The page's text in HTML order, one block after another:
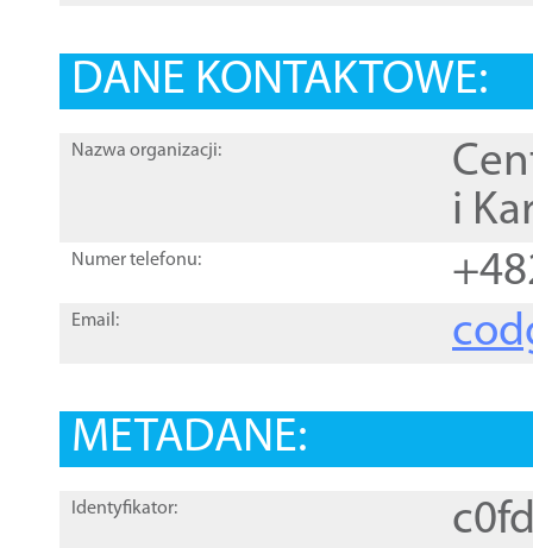
DANE KONTAKTOWE:
Nazwa organizacji:
i
Numer telefonu:
Email:
METADANE:
Identyfikator: